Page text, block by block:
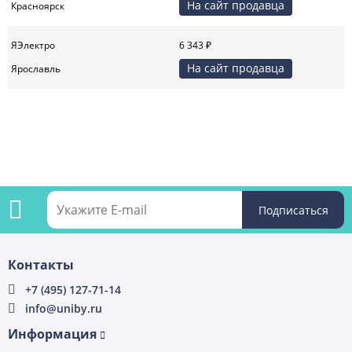
Красноярск
На сайт продавца
ЯЭлектро
6 343 ₽
Ярославль
На сайт продавца
Контакты
+7 (495) 127-71-14
info@uniby.ru
Информация